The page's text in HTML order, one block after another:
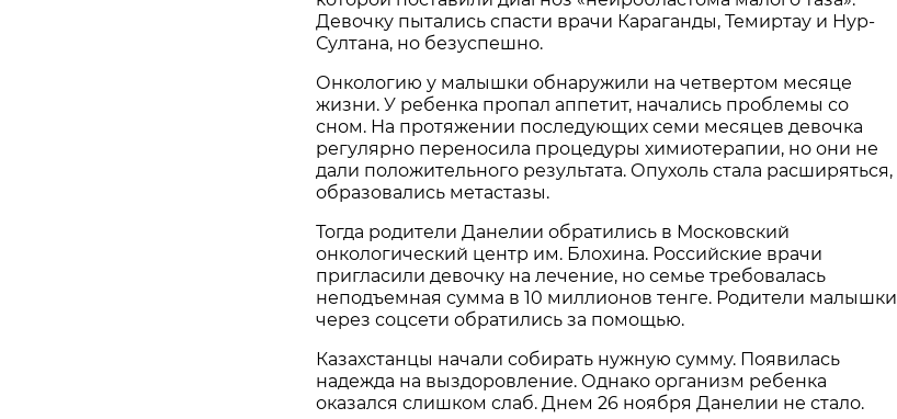
Девочку пытались спасти врачи Караганды, Темиртау и Нур-
Султана, но безуспешно.
Онкологию у малышки обнаружили на четвертом месяце
жизни. У ребенка пропал аппетит, начались проблемы со
сном. На протяжении последующих семи месяцев девочка
регулярно переносила процедуры химиотерапии, но они не
дали положительного результата. Опухоль стала расширяться,
образовались метастазы.
Тогда родители Данелии обратились в Московский
онкологический центр им. Блохина. Российские врачи
пригласили девочку на лечение, но семье требовалась
неподъемная сумма в 10 миллионов тенге. Родители малышки
через соцсети обратились за помощью.
Казахстанцы начали собирать нужную сумму. Появилась
надежда на выздоровление. Однако организм ребенка
оказался слишком слаб. Днем 26 ноября Данелии не стало.